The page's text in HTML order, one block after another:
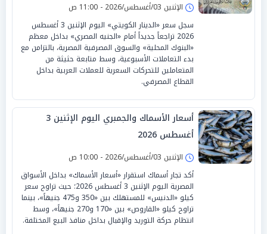
الإثنين 03/أغسطس/2026 - 11:00 ص
سجل سعر «الدينار الكويتي» اليوم الإثنين 3 أغسطس
2026 تراجعاً جديداً أمام «الجنيه المصري» بداخل معظم
«البنوك المحلية» والسوق المصرفية المصرية، بالتزامن مع
بدء التعاملات الأسبوعية، وسط متابعة حثيثة من
المتعاملين للتحركات السعرية للعملات العربية بداخل
القطاع المصرفي.
أسعار الأسماك والجمبري اليوم الإثنين 3
أغسطس 2026
الإثنين 03/أغسطس/2026 - 10:00 ص
أكد تجار أسماك استقرار «أسعار الأسماك» بداخل الأسواق
المصرية اليوم الإثنين 3 أغسطس 2026؛ حيث تراوح سعر
كيلو «الدنيس» للمستهلك بين «350 و475 جنيهاً»، بينما
تراوح كيلو «القاروص» بين «170 و270 جنيهاً»، وسط
انتظام حركة التوريد والإقبال بداخل منافذ البيع المختلفة.